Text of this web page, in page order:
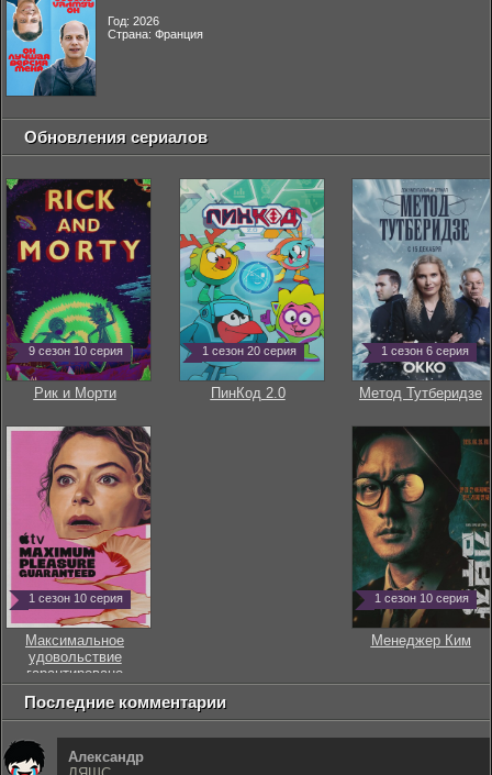
Год: 2026
Страна: Франция
Обновления сериалов
9 сезон 10 серия
Рик и Морти
1 сезон 20 серия
ПинКод 2.0
1 сезон 6 серия
Метод Тутберидзе
1 сезон 10 серия
Максимальное
удовольствие
гарантировано
1 сезон 10 серия
Менеджер Ким
Последние комментарии
Александр